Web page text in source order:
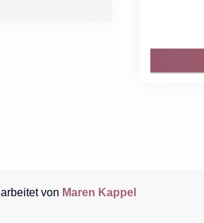
von Maren Kappel